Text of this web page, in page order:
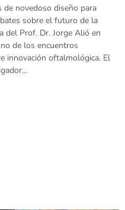
de novedoso diseño para
sobre el futuro de la
del Prof. Dr. Jorge Alió en
de los encuentros
innovación oftalmológica. El